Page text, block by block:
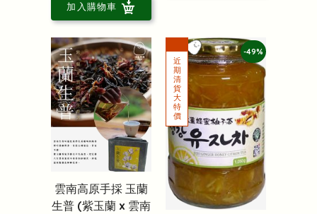
加入購物車
雲南高原手採 玉蘭
生普 (紫玉蘭 x 雲南
-49%